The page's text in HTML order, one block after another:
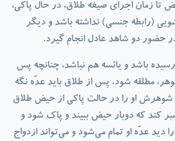
تا زمان اجرای صیغه طلاق، در حال پاکی،
(رابطه جنسی) نداشته باشد و دیگر
حضور دو شاهد عادل انجام گیرد.
باشد و یائسه هم نباشد، چنانچه پس
مطلقه شود، پس از طلاق باید عدّه نگه
شوهرش او را در حالت پاکی از حیض طلاق
کند که دوبار حیض ببیند و پاک شود و
عدّه او تمام می‌شود و می‌تواند ازدواج